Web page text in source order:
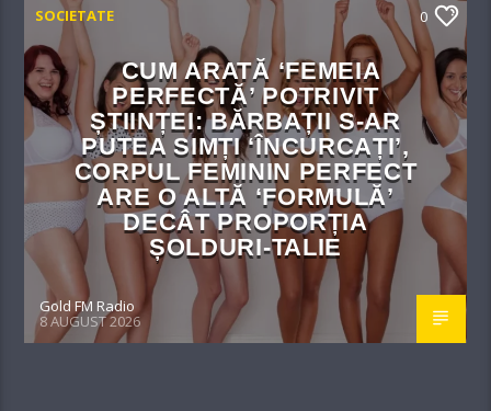
SOCIETATE 0
CUM ARATĂ ‘FEMEIA
PERFECTĂ’ POTRIVIT
ȘTIINȚEI: BĂRBAȚII S-AR
PUTEA SIMȚI ‘ÎNCURCAȚI’,
CORPUL FEMININ PERFECT
ARE O ALTĂ ‘FORMULĂ’
DECÂT PROPORȚIA
ȘOLDURI-TALIE
Gold FM Radio
8 AUGUST 2026